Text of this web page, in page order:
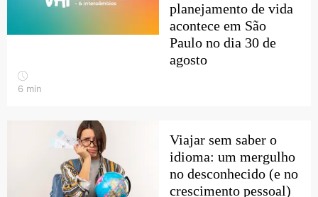
planejamento de vida
acontece em São
Paulo no dia 30 de
agosto
6 min
Viajar sem saber o
idioma: um mergulho
no desconhecido (e no
crescimento pessoal)